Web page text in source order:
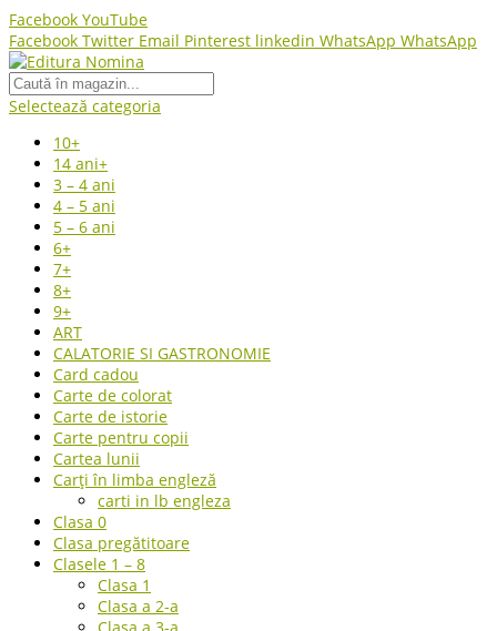
Facebook YouTube
Facebook Twitter Email Pinterest linkedin WhatsApp WhatsApp
Selectează categoria
10+
14 ani+
3 – 4 ani
4 – 5 ani
5 – 6 ani
6+
7+
8+
9+
ART
CALATORIE SI GASTRONOMIE
Card cadou
Carte de colorat
Carte de istorie
Carte pentru copii
Cartea lunii
Carți în limba engleză
carti in lb engleza
Clasa 0
Clasa pregătitoare
Clasele 1 – 8
Clasa 1
Clasa a 2-a